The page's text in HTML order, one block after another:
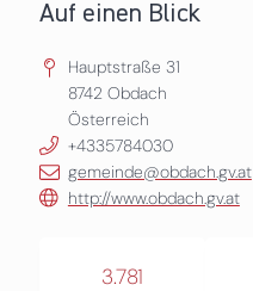
Auf einen Blick
Hauptstraße 31
8742 Obdach
Österreich
+4335784030
gemeinde@obdach.gv.at
http://www.obdach.gv.at
3.781